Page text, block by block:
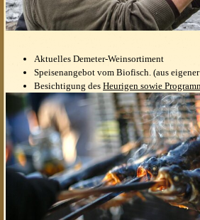
Aktuelles Demeter-Weinsortiment
Speisenangebot vom Biofisch. (aus
Besichtigung des Heurigen sowie